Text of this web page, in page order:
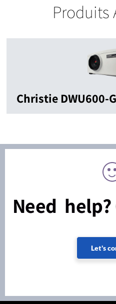
Produits
Christie DWU600-G
Need
Let's